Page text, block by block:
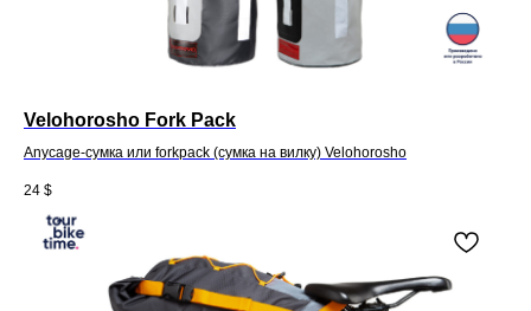
Velohorosho Fork Pack
Anycage-сумка или forkpack (сумка на вилку) Velohorosho
24 $